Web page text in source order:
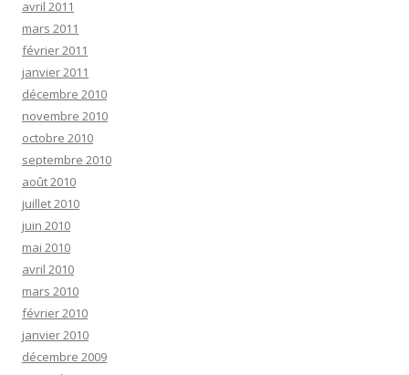
avril 2011
mars 2011
février 2011
janvier 2011
décembre 2010
novembre 2010
octobre 2010
septembre 2010
août 2010
juillet 2010
juin 2010
mai 2010
avril 2010
mars 2010
février 2010
janvier 2010
décembre 2009